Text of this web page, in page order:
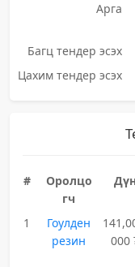
Арга
Багц тендер эсэх
Цахим тендер эсэх
#
Оролцо
гч
1
Гоулден
резин
000